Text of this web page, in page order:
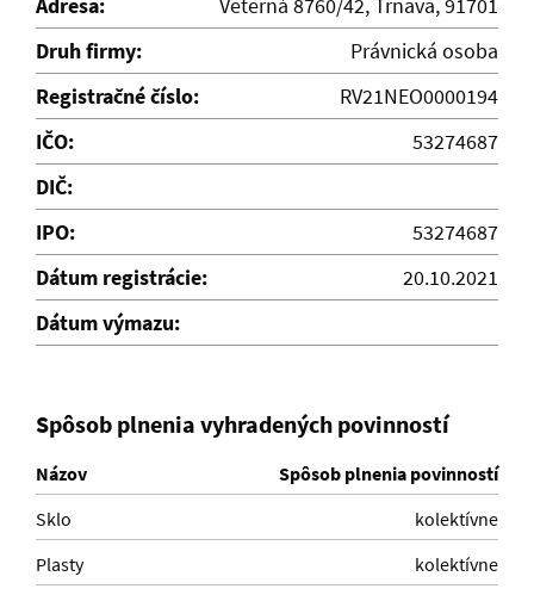
Druh firmy:
Právnická osoba
Registračné číslo:
RV21NEO0000194
IČO:
53274687
DIČ:
IPO:
53274687
Dátum registrácie:
20.10.2021
Dátum výmazu:
Spôsob plnenia vyhradených povinností
Názov
Spôsob plnenia povinností
Sklo
kolektívne
Plasty
kolektívne